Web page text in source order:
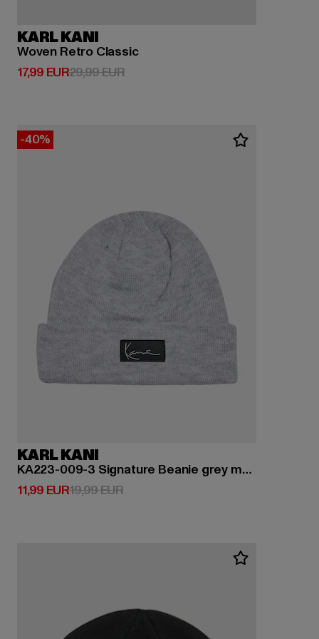
KARL KANI
Woven Retro Classic
17,99 EUR
Derzeitiger Preis: 17,99 EUR
29,99 EURAktionspreis: 29,99 EUR
-40%
KARL KANI
KA223-009-3 Signature Beanie grey melange
11,99 EUR
Derzeitiger Preis: 11,99 EUR
19,99 EURAktionspreis: 19,99 EUR